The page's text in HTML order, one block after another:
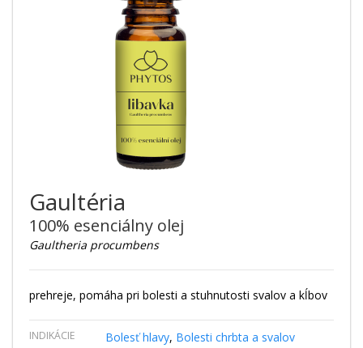
Gaultéria
100% esenciálny olej
Gaultheria procumbens
prehreje, pomáha pri bolesti a stuhnutosti svalov a kĺbov
INDIKÁCIE Bolesť hlavy, Bolesti chrbta a svalov